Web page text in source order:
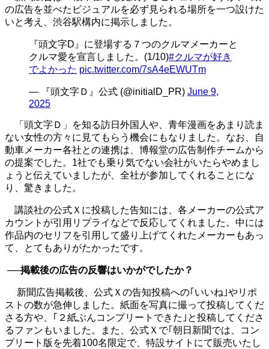
の広告を並べたビジュアルを必ず見られる場所を一つ設けた
いと考え、渋谷駅構内に掲示しました。
『頭文字D』に登場する７つのクルマメーカーと
クルマ愛を宣言しました。(1/10)#クルマが好き
でよかった pic.twitter.com/7sA4eEWUTm
— 『頭文字Ｄ』公式 (@initialD_PR) June 9,
2025
「頭文字Ｄ」を知る訪日外国人や、青年漫画をあまり読ま
ない女性の方々に見てもらう機会にもなりました。なお、自
動車メーカー各社との連携は、博報堂の広告制作チームから
の提案でした。 1社でも乗り気でない会社がいたらやめまし
ょうと伝えていましたが、全社が参加してくれることにな
り、驚きました。
講談社の公式Ｘに投稿した告知には、各メーカーの公式ア
カウントが引用リプライなどで反応してくれました。中には
作品内のセリフを引用して盛り上げてくれたメーカーもあっ
て、とてもありがたかったです。
──掲載後の広告の反響はいかがでしたか？
新聞広告掲載後、公式Ｘの告知投稿への｢いいね｣やリポ
ストの数が急伸しました。紙面を写真に撮って投稿してくだ
さる方や、｢２紙ぶんコンプリートできた｣と投稿してくださ
るファンもいました。また、公式Ｘで｢朝日新聞では、コン
プリート版を先着100名限定で、特設サイトにて販売いたし